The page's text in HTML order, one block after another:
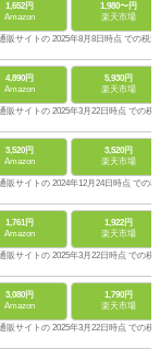
1,652円
Amazon
1,980〜円
楽天市場
販サイトの 2025年8月8日時点 での税込
4,890円
Amazon
5,930円
楽天市場
販サイトの 2025年3月22日時点 での税
3,520円
Amazon
3,520円
楽天市場
販サイトの 2024年12月24日時点 での税
1,761円
Amazon
1,922円
楽天市場
販サイトの 2025年3月22日時点 での税
3,080円
Amazon
1,790円
楽天市場
販サイトの 2025年3月22日時点 での税